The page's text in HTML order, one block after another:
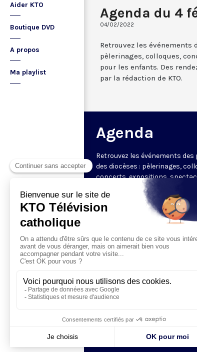
Aider KTO
Boutique DVD
A propos
Ma playlist
Agenda du 4
04/02/2022
Retrouvez les événements
pèlerinages, colloques,
pour les enfants. Des
par la rédaction de KTO.
Agenda
Retrouvez les événements
des diocèses : pèlerinages,
concerts, expositions,
pour les enfants. Des rendez-
en France sélectionnés par la
KTO.